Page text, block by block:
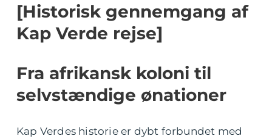
[Historisk gennemgang af
Kap Verde rejse]
Fra afrikansk koloni til
selvstændige ønationer
Kap Verdes historie er dybt forbundet med